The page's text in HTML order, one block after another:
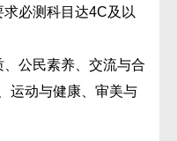
必测科目达4C及以
公民素养、交流与合
运动与健康、审美与